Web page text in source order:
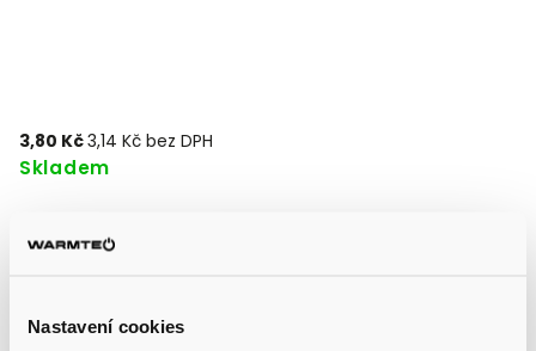
Nastavení cookies
3,80 Kč3,14 Kč bez DPH
Skladem